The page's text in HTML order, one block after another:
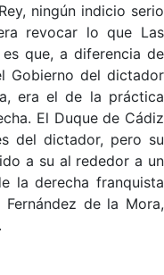
ningún indicio serio
revocar lo que Las
que, a diferencia de
Gobierno del dictador
era el de la práctica
El Duque de Cádiz
del dictador, pero su
a su al rededor a un
la derecha franquista
de la Mora,